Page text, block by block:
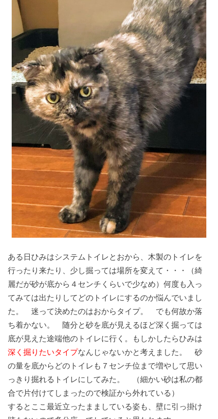
ある日ひみはシステムトイレとおから、木製のトイレを
行ったり来たり、少し掘っては場所を変えて・・・（綺
麗だが砂が底から４センチくらいで少なめ）何度も入っ
てみては出たりしてどのトイレにするのか悩んでいまし
た。 迷って決めたのはおからタイプ。 でも何故か落
ち着かない。 随分と砂を底が見えるほど深く掘っては
底が見えた途端他のトイレに行く。もしかしたらひみは
深く掘りたいタイプなんじゃないかと考えました。 砂
の量を底からどのトイレも７センチ位まで増やして思い
っきり掘れるトイレにしてみた。 （細かい砂は私の都
合で片付けてしまったので検証から外れている）
するとここ最近立ったまましている姿も、壁に引っ掛け